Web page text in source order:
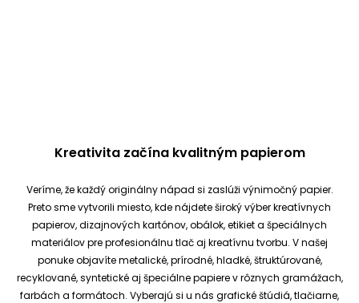
Kreativita začína kvalitným papierom
Veríme, že každý originálny nápad si zaslúži výnimočný papier.
Preto sme vytvorili miesto, kde nájdete široký výber kreatívnych
papierov, dizajnových kartónov, obálok, etikiet a špeciálnych
materiálov pre profesionálnu tlač aj kreatívnu tvorbu. V našej
ponuke objavíte metalické, prírodné, hladké, štruktúrované,
recyklované, syntetické aj špeciálne papiere v rôznych gramážach,
farbách a formátoch. Vyberajú si u nás grafické štúdiá, tlačiarne,